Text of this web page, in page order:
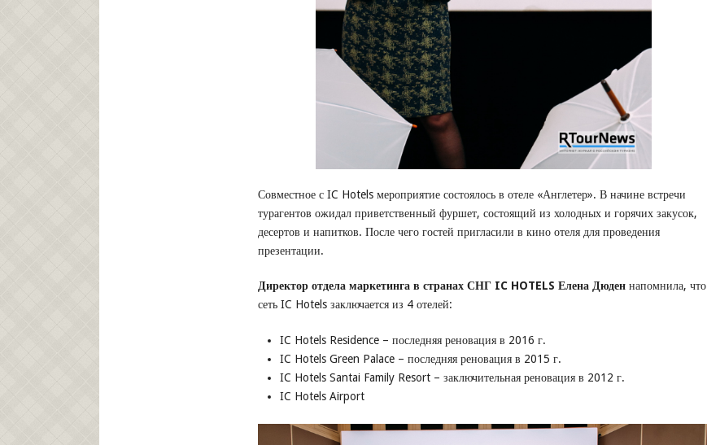
Совместное с IC Hotels мероприятие состоялось в отеле «Англетер». В начине встречи
турагентов ожидал приветственный фуршет, состоящий из холодных и горячих закусок,
десертов и напитков. После чего гостей пригласили в кино отеля для проведения
презентации.
Директор отдела маркетинга в странах СНГ IC HOTELS Елена Дюден напомнила, что
сеть IC Hotels заключается из 4 отелей:
IC Hotels Residence – последняя реновация в 2016 г.
IC Hotels Green Palace – последняя реновация в 2015 г.
IC Hotels Santai Family Resort – заключительная реновация в 2012 г.
IC Hotels Airport